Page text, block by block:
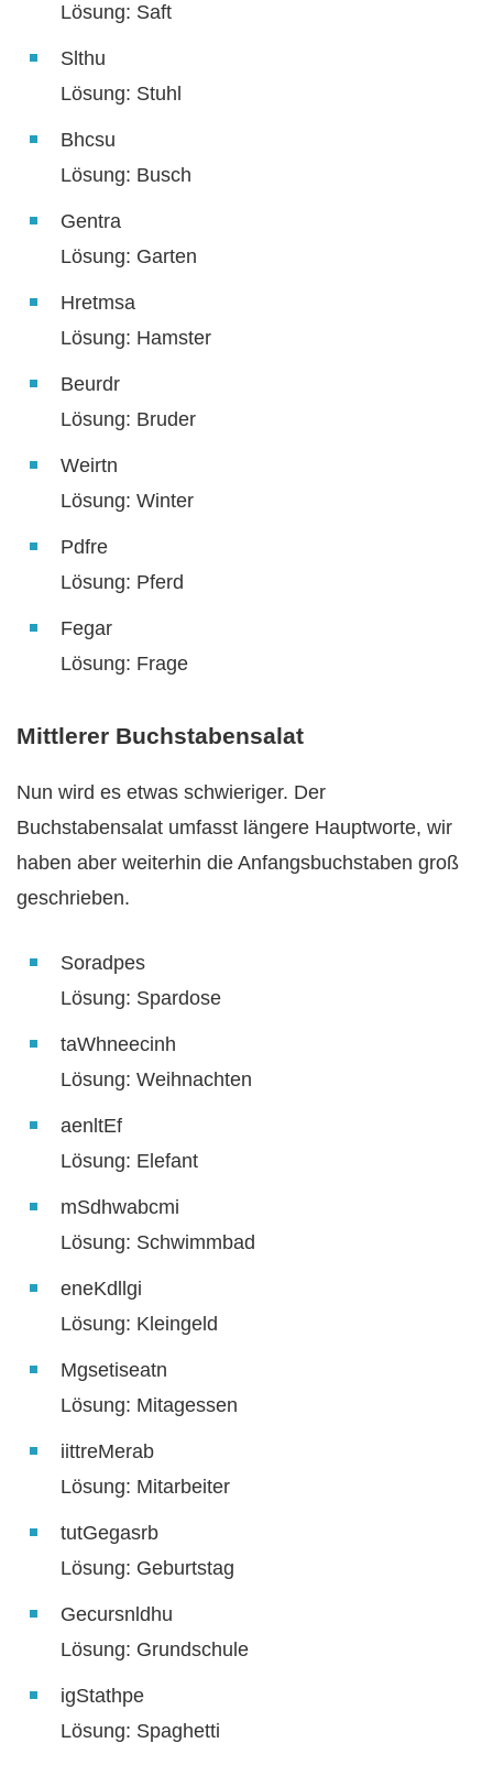
Lösung: Saft
Slthu
Lösung: Stuhl
Bhcsu
Lösung: Busch
Gentra
Lösung: Garten
Hretmsa
Lösung: Hamster
Beurdr
Lösung: Bruder
Weirtn
Lösung: Winter
Pdfre
Lösung: Pferd
Fegar
Lösung: Frage
Mittlerer Buchstabensalat
Nun wird es etwas schwieriger. Der
Buchstabensalat umfasst längere Hauptworte, wir
haben aber weiterhin die Anfangsbuchstaben groß
geschrieben.
Soradpes
Lösung: Spardose
taWhneecinh
Lösung: Weihnachten
aenltEf
Lösung: Elefant
mSdhwabcmi
Lösung: Schwimmbad
eneKdllgi
Lösung: Kleingeld
Mgsetiseatn
Lösung: Mitagessen
iittreMerab
Lösung: Mitarbeiter
tutGegasrb
Lösung: Geburtstag
Gecursnldhu
Lösung: Grundschule
igStathpe
Lösung: Spaghetti